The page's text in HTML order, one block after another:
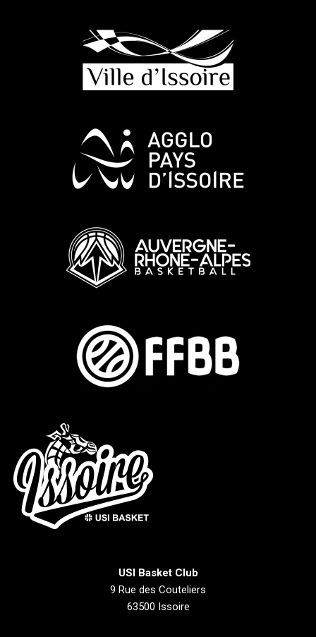
USI Basket Club
9 Rue des Couteliers
63500 Issoire